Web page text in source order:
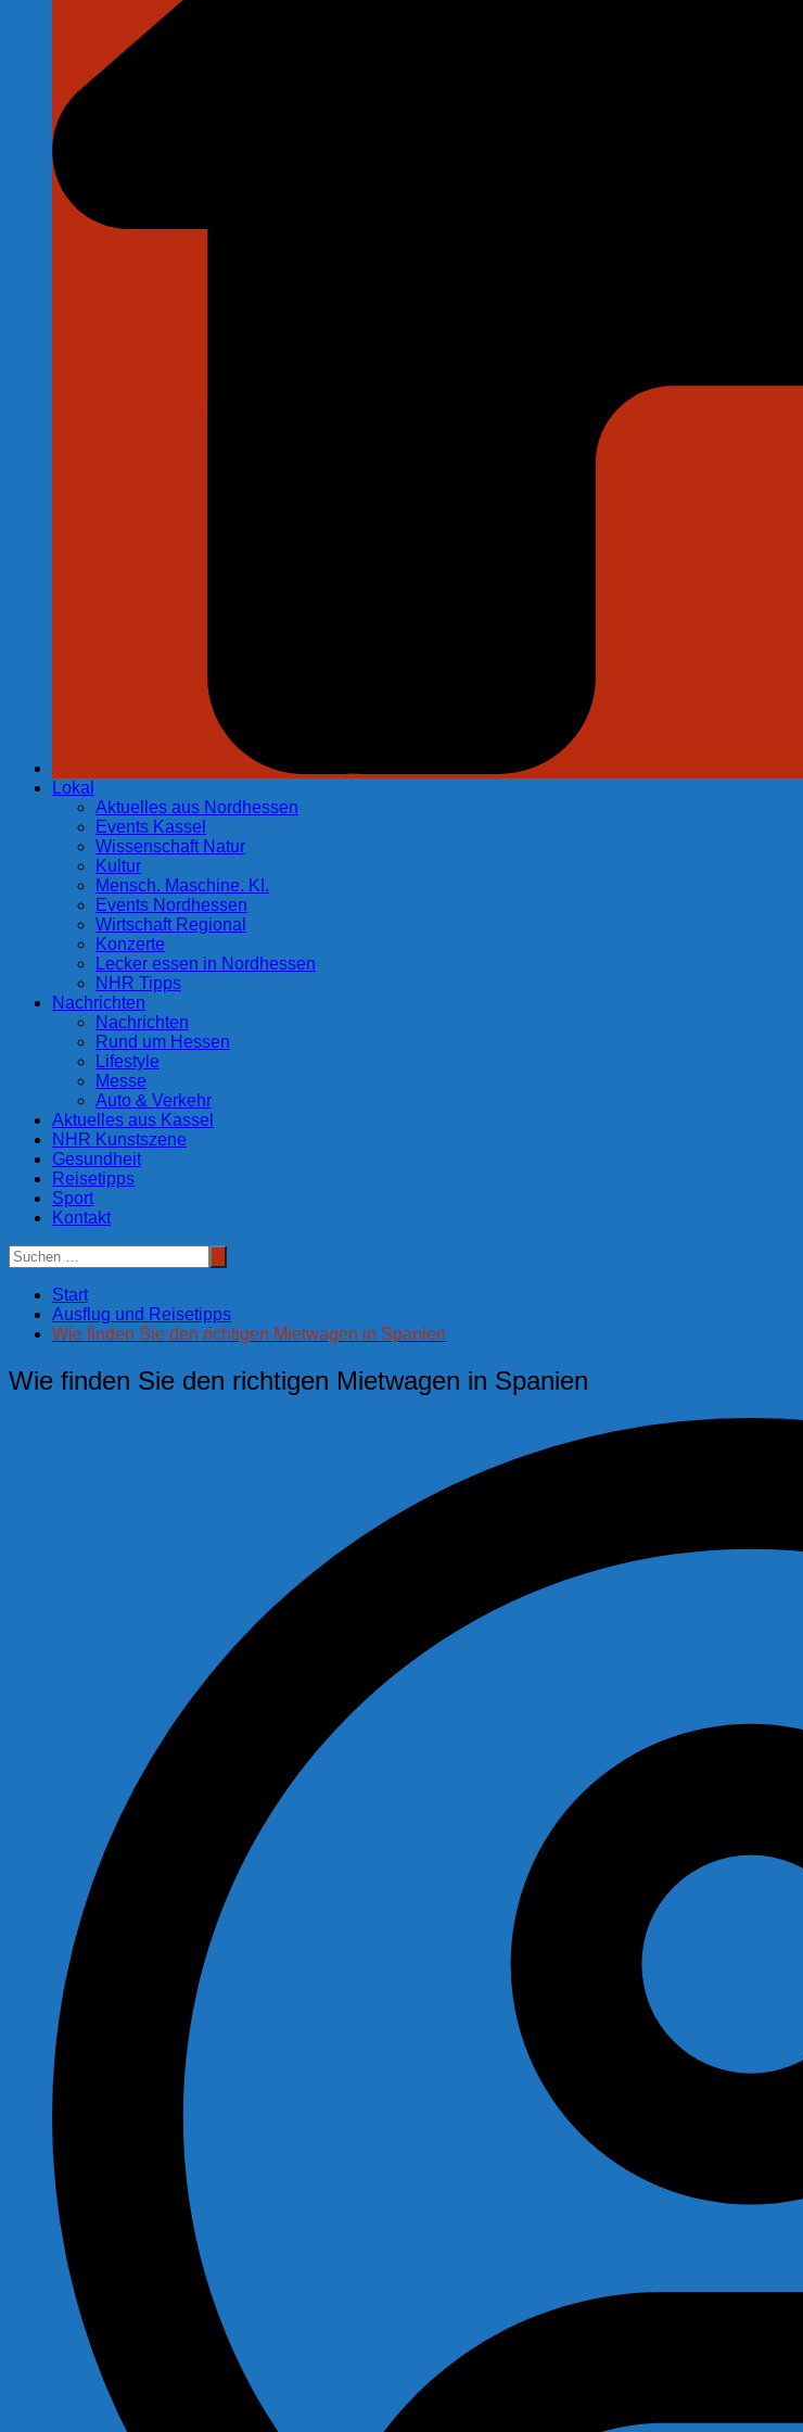
Lokal
Aktuelles aus Nordhessen
Events Kassel
Wissenschaft Natur
Kultur
Mensch. Maschine. KI.
Events Nordhessen
Wirtschaft Regional
Konzerte
Lecker essen in Nordhessen
NHR Tipps
Nachrichten
Nachrichten
Rund um Hessen
Lifestyle
Messe
Auto & Verkehr
Aktuelles aus Kassel
NHR Kunstszene
Gesundheit
Reisetipps
Sport
Kontakt
Start
Ausflug und Reisetipps
Wie finden Sie den richtigen Mietwagen in Spanien
Wie finden Sie den richtigen Mietwagen in Spanien